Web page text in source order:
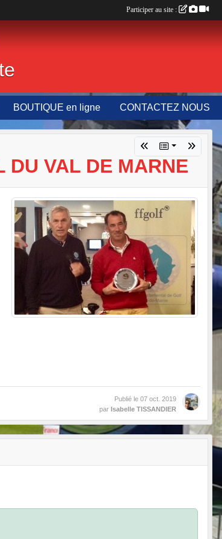
BOUTIQUE en ligne CONTACTEZ NOUS
DU VAL DE MARNE
Publié le 07 oct. 2019
par Isabelle TISSANDIER
Participer au site :